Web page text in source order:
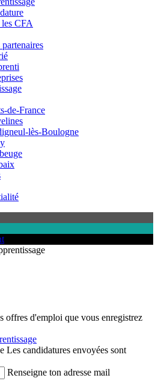
CFA
de-France
lès-Boulogne
offres d'emploi que vous enregistrez
Les candidatures envoyées sont
Renseigne ton adresse mail